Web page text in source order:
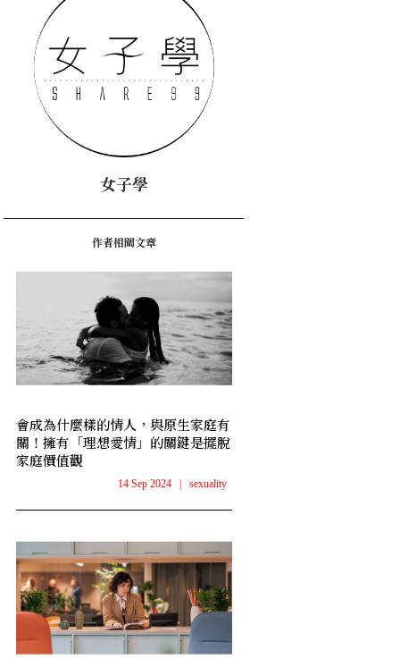
女子學
作者相關文章
會成為什麼樣的情人，與原生家庭有
關！擁有「理想愛情」的關鍵是擺脫
家庭價值觀
14 Sep 2024 | sexuality